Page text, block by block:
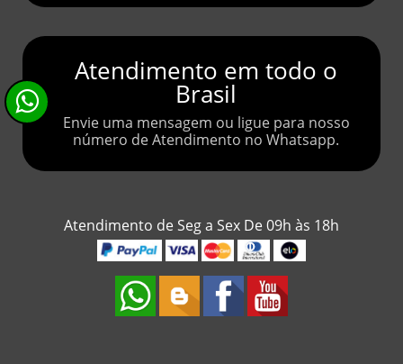
Atendimento em todo o
Brasil
Envie uma mensagem ou ligue para nosso
número de Atendimento no Whatsapp.
Atendimento de Seg a Sex De 09h às 18h